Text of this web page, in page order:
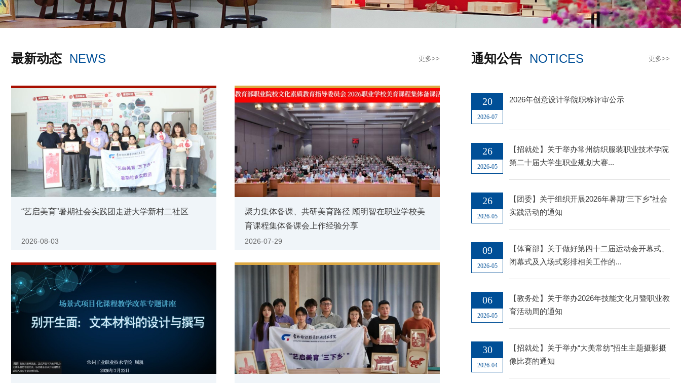
最新动态 NEWS 更多>>
“艺启美育”暑期社会实践团走进大学新村二社区
2026-08-03
聚力集体备课、共研美育路径 顾明智在职业学校美
育课程集体备课会上作经验分享
2026-07-29
通知公告 NOTICES 更多>>
20
2026-07
2026年创意设计学院职称评审公示
26
2026-05
【招就处】关于举办常州纺织服装职业技术学院
第二十届大学生职业规划大赛...
26
2026-05
【团委】关于组织开展2026年暑期“三下乡”社会
实践活动的通知
09
2026-05
【体育部】关于做好第四十二届运动会开幕式、
闭幕式及入场式彩排相关工作的...
06
2026-05
【教务处】关于举办2026年技能文化月暨职业教
育活动周的通知
30
2026-04
【招就处】关于举办“大美常纺”招生主题摄影摄
像比赛的通知